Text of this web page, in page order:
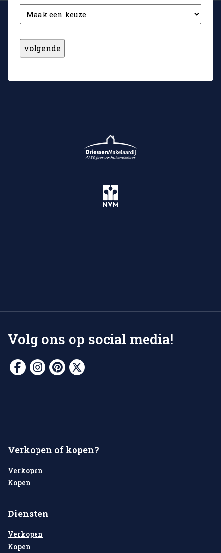
Volg ons op social media!
Verkopen of kopen?
Verkopen
Kopen
Diensten
Verkopen
Kopen